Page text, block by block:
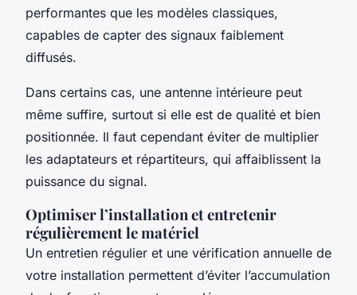
performantes que les modèles classiques,
capables de capter des signaux faiblement
diffusés.
Dans certains cas, une antenne intérieure peut
même suffire, surtout si elle est de qualité et bien
positionnée. Il faut cependant éviter de multiplier
les adaptateurs et répartiteurs, qui affaiblissent la
puissance du signal.
Optimiser l’installation et entretenir
régulièrement le matériel
Un entretien régulier et une vérification annuelle de
votre installation permettent d’éviter l’accumulation